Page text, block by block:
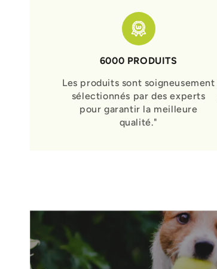
6000 PRODUITS
Les produits sont soigneusement
sélectionnés par des experts
pour garantir la meilleure
qualité."